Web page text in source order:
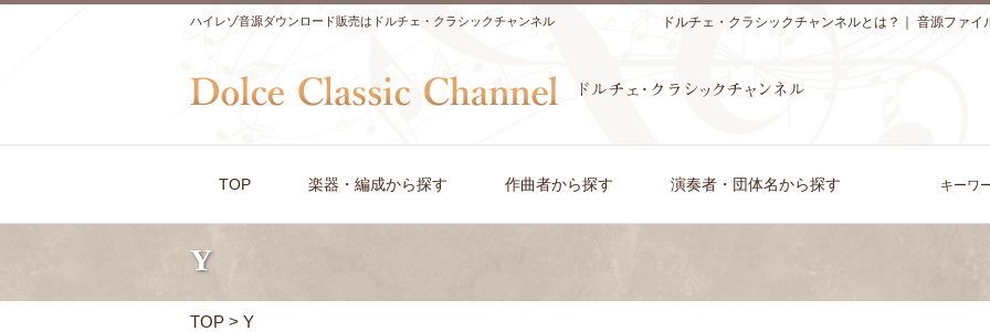
ハイレゾ音源ダウンロード販売はドルチェ・クラシックチャンネル 音源ファイ
ドルチェ・クラシックチャンネルとは？
TOP 楽器・編成から探す 作曲者から探す 演奏者・団体名から探す キーワ
Y
TOP > Y